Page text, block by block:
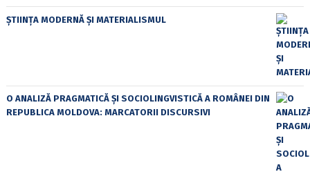
ȘTIINȚA MODERNĂ ȘI MATERIALISMUL
O ANALIZĂ PRAGMATICĂ ȘI SOCIOLINGVISTICĂ A ROMÂNEI DIN
REPUBLICA MOLDOVA: MARCATORII DISCURSIVI